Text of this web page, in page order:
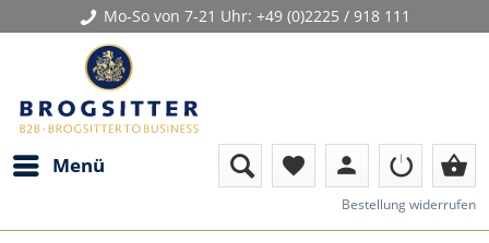
Mo-So von 7-21 Uhr: +49 (0)2225 / 918 111
Menü favorite person shopping_basket
Bestellung widerrufen